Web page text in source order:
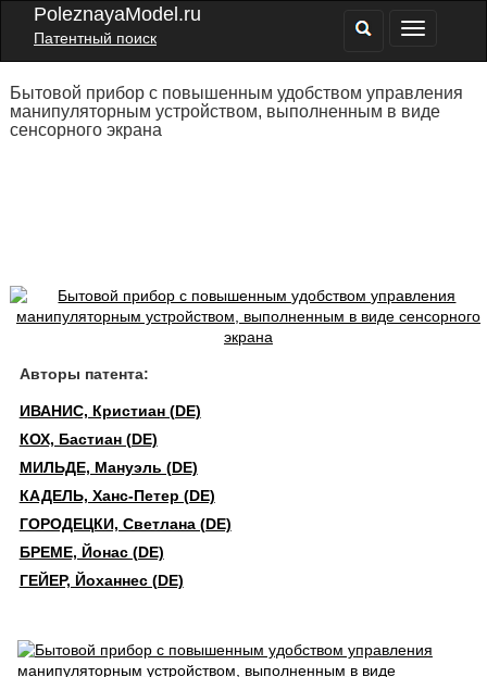
PoleznayaModel.ru
Патентный поиск
Бытовой прибор с повышенным удобством управления
манипуляторным устройством, выполненным в виде
сенсорного экрана
Авторы патента:
ИВАНИС, Кристиан (DE)
КОХ, Бастиан (DE)
МИЛЬДЕ, Мануэль (DE)
КАДЕЛЬ, Ханс-Петер (DE)
ГОРОДЕЦКИ, Светлана (DE)
БРЕМЕ, Йонас (DE)
ГЕЙЕР, Йоханнес (DE)